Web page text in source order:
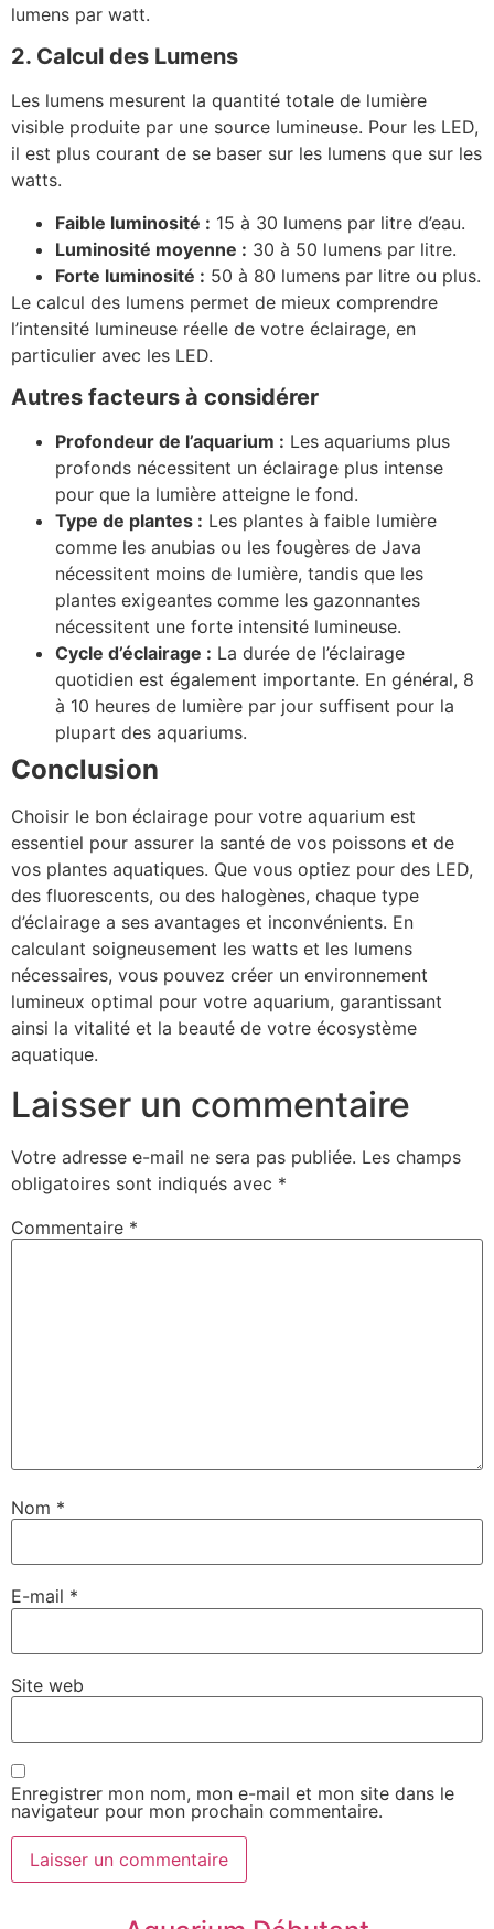
lumens par watt.
2. Calcul des Lumens
Les lumens mesurent la quantité totale de lumière
visible produite par une source lumineuse. Pour les LED,
il est plus courant de se baser sur les lumens que sur les
watts.
Faible luminosité : 15 à 30 lumens par litre d’eau.
Luminosité moyenne : 30 à 50 lumens par litre.
Forte luminosité : 50 à 80 lumens par litre ou plus.
Le calcul des lumens permet de mieux comprendre
l’intensité lumineuse réelle de votre éclairage, en
particulier avec les LED.
Autres facteurs à considérer
Profondeur de l’aquarium : Les aquariums plus
profonds nécessitent un éclairage plus intense
pour que la lumière atteigne le fond.
Type de plantes : Les plantes à faible lumière
comme les anubias ou les fougères de Java
nécessitent moins de lumière, tandis que les
plantes exigeantes comme les gazonnantes
nécessitent une forte intensité lumineuse.
Cycle d’éclairage : La durée de l’éclairage
quotidien est également importante. En général, 8
à 10 heures de lumière par jour suffisent pour la
plupart des aquariums.
Conclusion
Choisir le bon éclairage pour votre aquarium est
essentiel pour assurer la santé de vos poissons et de
vos plantes aquatiques. Que vous optiez pour des LED,
des fluorescents, ou des halogènes, chaque type
d’éclairage a ses avantages et inconvénients. En
calculant soigneusement les watts et les lumens
nécessaires, vous pouvez créer un environnement
lumineux optimal pour votre aquarium, garantissant
ainsi la vitalité et la beauté de votre écosystème
aquatique.
Laisser un commentaire
Votre adresse e-mail ne sera pas publiée. Les champs
obligatoires sont indiqués avec *
Commentaire *
Nom *
E-mail *
Site web
Enregistrer mon nom, mon e-mail et mon site dans le
navigateur pour mon prochain commentaire.